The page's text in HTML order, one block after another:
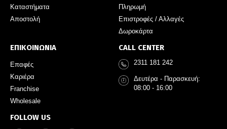
Καταστήματα
Αποστολή
Πληρωμή
Επιστροφές / Αλλαγές
Δωροκάρτα
ΕΠΙΚΟΙΝΩΝΙΑ
Επαφές
Καριέρα
Franchise
Wholesale
FOLLOW US
CALL CENTER
2311 181 242
Δευτέρα - Παρασκευή:
08:00 - 16:00